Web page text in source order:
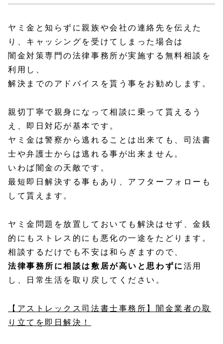
ヤミ金と知らずに親族や会社の連絡先を伝えた
り、キャッシングを受けてしまった場合は
闇金対策専門の法律事務所が実施する無料相談 を
利用し、
解決までのアドバイスを貰う事をお勧めします。
親切丁寧で親身になって相談に乗って貰えるう
え、即日対応が基本です。
ヤミ金は警察から逃れることは出来ても、司法書
士や弁護士からは逃れる事が出来ません。
いわば闇金の天敵です。
最短即日解決する事もあり、アフターフォローも
して貰えます。
ヤミ金問題を放置しておいても解決はせず、金銭
的にもストレス的にも悪化の一途をたどります。
相談するだけでも不安は和らぎますので、
法律事務所に相談は敷居が高いと思わずに 活用
し、日常生活を取り戻してください。
【アストレックス司法書士事務所】闇金業者の取
り立てを即日解決！